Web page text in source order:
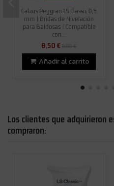
Calzos Peygran LS Classic 0,5
mm | Bridas de Nivelación
para Baldosas | Compatible
con...
8,50 €8,88 €
Añadir al carrito
Los clientes que adquirieron
compraron: